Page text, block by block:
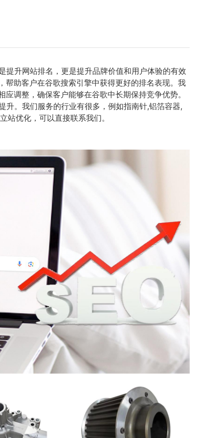
提升网站排名，更是提升品牌价值和用户体验的有效
助客户在谷歌搜索引擎中获得更好的排名表现。我
调整，确保客户能够在谷歌中长期保持竞争优势。
升。我们服务的行业有很多，例如指南针,铝箔容器,
站优化，可以直接联系我们。